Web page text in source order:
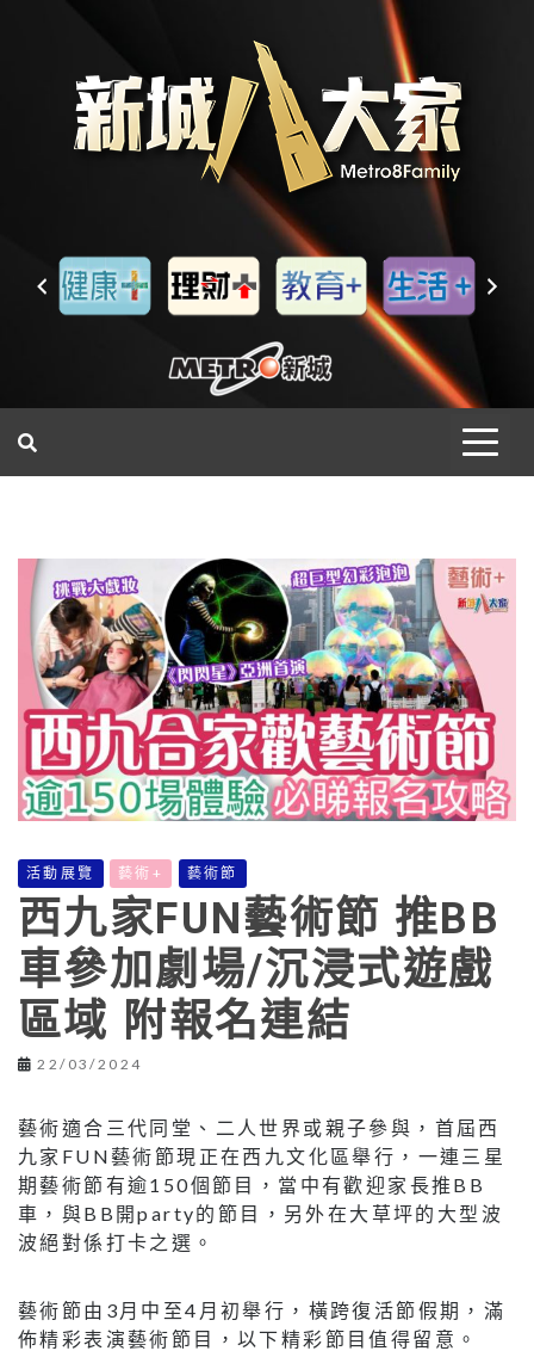
活動展覽 藝術+ 藝術節
西九家FUN藝術節 推BB
車參加劇場/沉浸式遊戲
區域 附報名連結
22/03/2024
藝術適合三代同堂、二人世界或親子參與，首屆西
九家FUN藝術節現正在西九文化區舉行，一連三星
期藝術節有逾150個節目，當中有歡迎家長推BB
車，與BB開party的節目，另外在大草坪的大型波
波絕對係打卡之選。
藝術節由3月中至4月初舉行，橫跨復活節假期，滿
佈精彩表演藝術節目，以下精彩節目值得留意。